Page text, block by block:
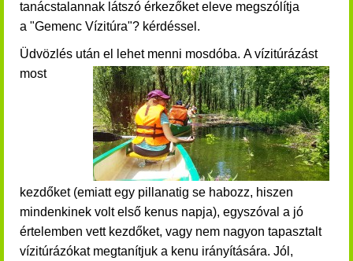
tanácstalannak látszó érkezőket eleve megszólítja
a "Gemenc Vízitúra"? kérdéssel.
Üdvözlés után el lehet menni mosdóba. A vízitúrázást
most
kezdőket (emiatt egy pillanatig se habozz, hiszen
mindenkinek volt első kenus napja), egyszóval a jó
értelemben vett kezdőket, vagy nem nagyon tapasztalt
vízitúrázókat megtanítjuk a kenu irányítására. Jól,